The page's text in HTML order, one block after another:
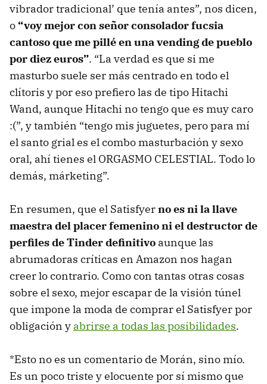
vibrador tradicional’ que tenía antes”, nos dicen,
o“voy mejor con señor consolador fucsia
cantoso que me pillé en una vending de pueblo
por diez euros”. “La verdad es que si me
masturbo suele ser más centrado en todo el
clítoris y por eso prefiero las de tipo Hitachi
Wand, aunque Hitachi no tengo que es muy caro
:(”, y también “tengo mis juguetes, pero para mí
el santo grial es el combo masturbación y sexo
oral, ahí tienes el ORGASMO CELESTIAL. Todo lo
demás, márketing”.
En resumen, que el Satisfyerno es ni la llave
maestra del placer femenino ni el destructor de
perfiles de Tinder definitivo aunque las
abrumadoras críticas en Amazon nos hagan
creer lo contrario. Como con tantas otras cosas
sobre el sexo, mejor escapar de la visión túnel
que impone la moda de comprar el Satisfyer por
obligación y abrirse a todas las posibilidades.
*Esto no es un comentario de Morán, sino mío.
Es un poco triste y elocuente por sí mismo que